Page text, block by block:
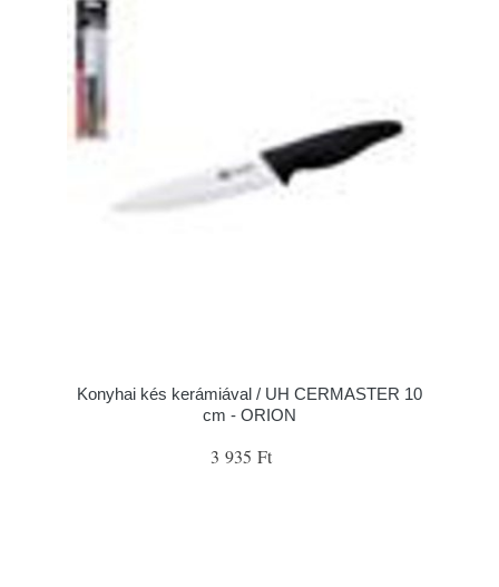
Konyhai kés kerámiával / UH CERMASTER 10
cm - ORION
3 935 Ft